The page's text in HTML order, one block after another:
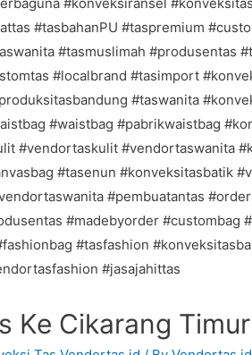
Ke Cikarang Timur